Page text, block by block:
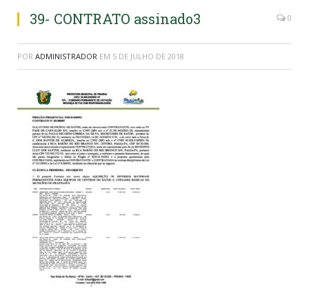
39- CONTRATO assinado3 0
POR ADMINISTRADOR EM 5 DE JULHO DE 2018